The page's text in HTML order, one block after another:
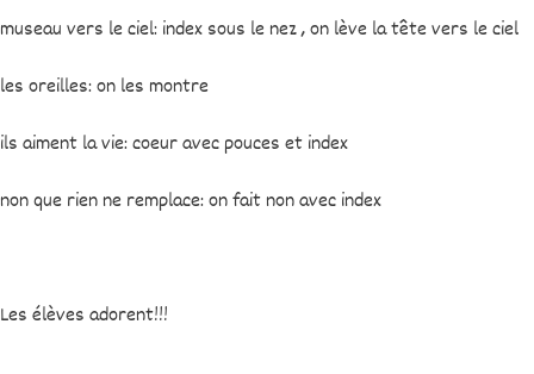
museau vers le ciel: index sous le nez , on lève la tête vers le ciel
les oreilles: on les montre
ils aiment la vie: coeur avec pouces et index
non que rien ne remplace: on fait non avec index
Les élèves adorent!!!